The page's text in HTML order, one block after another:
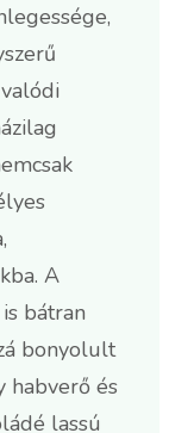
A
bátran
bonyolult
habverő és
lassú